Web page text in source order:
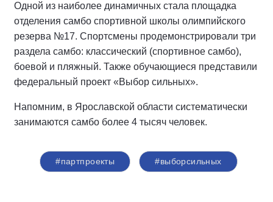
Одной из наиболее динамичных стала площадка
отделения самбо спортивной школы олимпийского
резерва №17. Спортсмены продемонстрировали три
раздела самбо: классический (спортивное самбо),
боевой и пляжный. Также обучающиеся представили
федеральный проект «Выбор сильных».
Напомним, в Ярославской области систематически
занимаются самбо более 4 тысяч человек.
#партпроекты #выборсильных